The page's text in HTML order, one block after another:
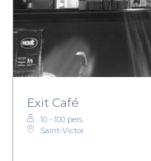
Exit Café
10 - 100 pers.
Saint-Victor